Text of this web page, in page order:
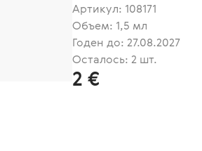
Артикул: 108171
Объем: 1,5 мл
Годен до: 27.08.2027
Осталось: 2 шт.
2 €